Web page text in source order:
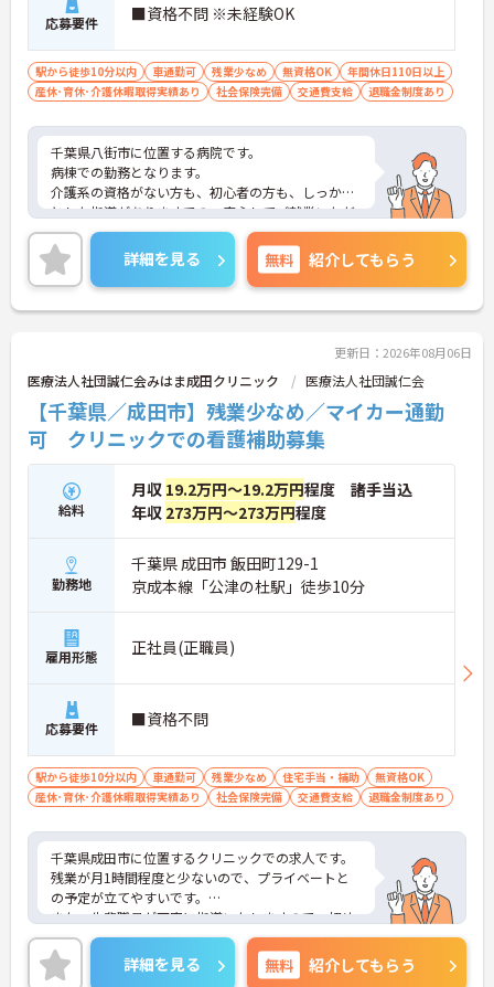
応募要件 ■資格不問 ※未経験OK
駅から徒歩10分以内 車通勤可 残業少なめ 無資格OK
年間休日110日以上
産休･育休･介護休暇取得実績あり
社会保険完備 交通費支給 退職金制度あり
千葉県八街市に位置する病院です。
病棟での勤務となります。
介護系の資格がない方も、初心者の方も、しっかり
とした指導がありますでの、安心してご就業いただ
けます。
ご興味ある方には、面接対策ポイントなど、さらに
詳細をお話しいたしますのでお気軽にご相談くださ
い！
詳細を見る 無料 紹介してもらう
更新日：2026年08月06日
医療法人社団誠仁会みはま成田クリニック 医療法人社団誠仁会
【千葉県／成田市】残業少なめ／マイカー通勤
可 クリニックでの看護補助募集
給料
月収 19.2万円～19.2万円程度 諸手当込
年収 273万円～273万円程度
勤務地
千葉県 成田市 飯田町129-1
京成本線「公津の杜駅」徒歩10分
雇用形態 正社員(正職員)
応募要件 ■資格不問
駅から徒歩10分以内 車通勤可 残業少なめ 住宅手当・補助
無資格OK
産休･育休･介護休暇取得実績あり
社会保険完備 交通費支給 退職金制度あり
千葉県成田市に位置するクリニックでの求人です。
残業が月1時間程度と少ないので、プライベートと
の予定が立てやすいです。
また、先輩職員が丁寧に指導いたしますので、初め
ての方でも安心して業務に就くことができます。
ご興味のある方は、お気軽にお問い合わせくださ
い。
詳細を見る 無料 紹介してもらう